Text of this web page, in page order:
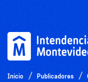
Inicio Publicadores